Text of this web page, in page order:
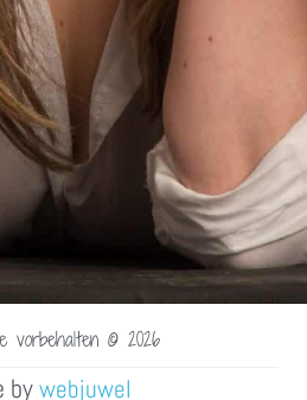
vorbehalten © 2026
bywebjuwel